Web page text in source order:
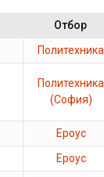
Отбор
Политехника
Политехника
(София)
Ероус
Ероус